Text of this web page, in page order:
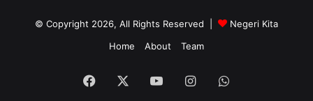
© Copyright 2026, All Rights Reserved |
Negeri Kita
Home
About Team
Facebook YouTubeInstagramWhatsApp